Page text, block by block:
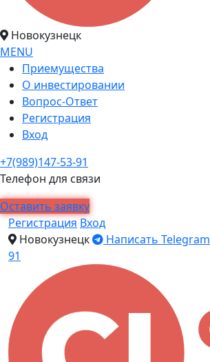
Новокузнецк
MENU
Приемущества
О инвестировании
Вопрос-Ответ
Регистрация
Вход
+7(989)147-53-91
Телефон для связи
Оставить заявку
Регистрация Вход
Новокузнецк
Написать Telegram
91